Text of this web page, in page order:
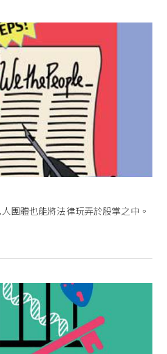
團體也能將法律玩弄於股掌之中。